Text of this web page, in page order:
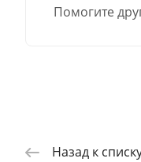
Помогите
Назад к